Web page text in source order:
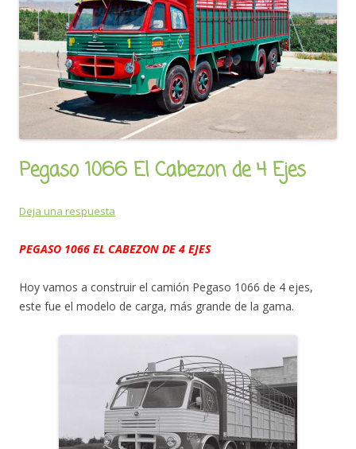
Pegaso 1066 El Cabezon de 4 Ejes
Deja una respuesta
PEGASO 1066 EL CABEZON DE 4 EJES
Hoy vamos a construir el camión Pegaso 1066 de 4 ejes,
este fue el modelo de carga, más grande de la gama.